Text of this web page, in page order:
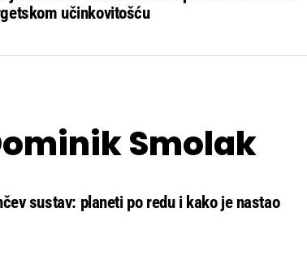
učinkovitošću
Smolak
sustav: planeti po redu i kako je nastao